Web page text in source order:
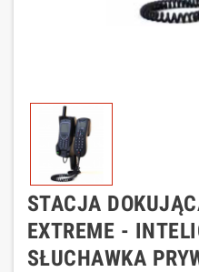
STACJA
EXTREME -
SŁUCHAWKA